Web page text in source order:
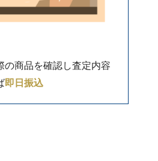
の商品を確認し査定内容
即日振込